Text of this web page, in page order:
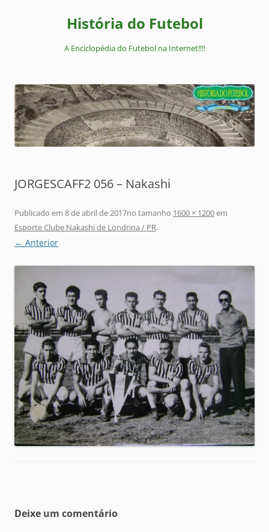
História do Futebol
A Enciclopédia do Futebol na Internet!!!!
JORGESCAFF2 056 – Nakashi
Publicado em 8 de abril de 2017no tamanho 1600 × 1200em
Esporte Clube Nakashi de Londrina / PR.
← Anterior
Deixe um comentário